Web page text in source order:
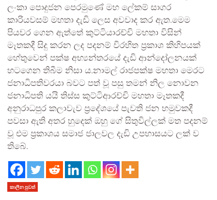
ලංකා පොදුජන පෙරමුණේ මහ ලේකම් සාගර
කාරියවසම් මහතා දැඩි ලෙස අවවාද කර ඇත.මෙම
පියවර ගෙන ඇත්තේ කුට්ටියාරච්චි මහතා විසින්
මෑතකදී සිදු කරන ලද පදනම් විරහිත ප්‍රකාශ කිහිපයක්
හේතුවෙන් පක්ෂ අභ්‍යන්තරයේ දැඩි ආන්දෝලනයක්
හටගෙන තිබීම නිසා ය.නාමල් රාජපක්ෂ මහතා මෙරට
ජනාධිපතිවරයා බවට පත් වූ පසු තමන් නිල නොවන
ජනාධිපති යයි තිස්ස කුට්ටිආරච්චි මහතා මෑතකදී
අනුරාධපුර කලාවැව ප්‍රදේශයේ පැවති ජන හමුවකදී
පවසා ඇති අතර හුදෙක් ඔහු ගේ සිතුවිල්ලක් මත පදනම්
වූ එම ප්‍රකාශය සමාජ ජාලවල දැඩි උපහාසයට ලක් ව
තිබේ.
කාලීන පුවත්